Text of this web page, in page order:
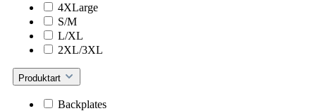
4XLarge
S/M
L/XL
2XL/3XL
Produktart
Backplates